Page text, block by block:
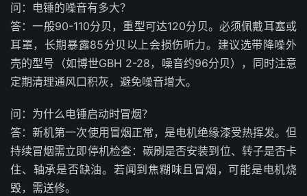
问：电锤的噪音有多大？
答：一般90-110分贝，重型可达120分贝。必须佩戴耳塞或
耳罩，长期暴露85分贝以上会损伤听力。建议选带降噪外
壳的型号（如博世GBH 2-28，噪音约96分贝），同时注意
定期清理通风口积灰，避免噪音增大。
问：为什么电锤启动时冒烟？
答：新机第一次使用冒烟正常，是电机绝缘漆受热挥发。但
持续冒烟需立即停机检查：碳刷是否安装到位、转子是否卡
住、轴承是否缺油。若闻到焦糊味且冒烟，可能是电机烧
毁，需送修。